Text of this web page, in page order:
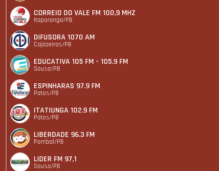
CORREIO DO VALE FM 100,9 MHZ
Itaporanga/PB
DIFUSORA 1070 AM
Cajazeiras/PB
EDUCATIVA 105 FM - 105.9 FM
Sousa/PB
ESPINHARAS 97.9 FM
Patos/PB
ITATIUNGA 102.9 FM
Patos/PB
LIBERDADE 96.3 FM
Pombal/PB
LIDER FM 97,1
Sousa/PB